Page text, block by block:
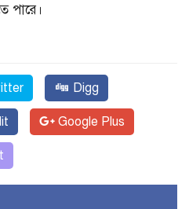
পারে।
Digg
Google Plus